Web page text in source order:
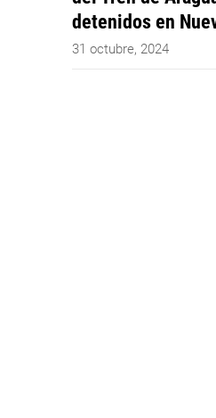
detenidos en
31 octubre, 2024